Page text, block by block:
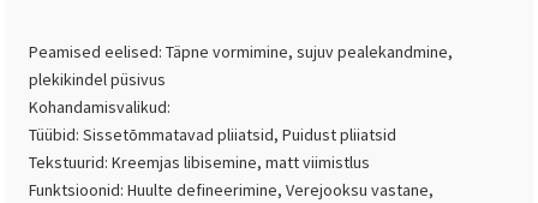
Peamised eelised: Täpne vormimine, sujuv pealekandmine,
plekikindel püsivus
Kohandamisvalikud:
Tüübid: Sissetõmmatavad pliiatsid, Puidust pliiatsid
Tekstuurid: Kreemjas libisemine, matt viimistlus
Funktsioonid: Huulte defineerimine, Verejooksu vastane,